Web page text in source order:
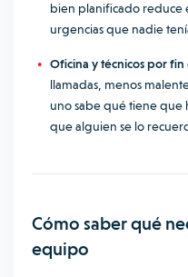
bien planificado reduce
urgencias que nadie
Oficina y técnicos por
llamadas, menos
uno sabe qué tiene que
que alguien se lo
Cómo saber qué
equipo